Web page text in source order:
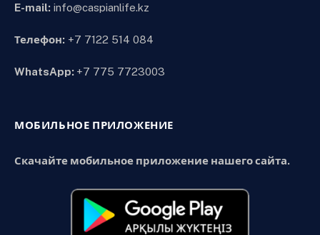
E-mail: info@caspianlife.kz
Телефон: +7 7122 514 084
WhatsApp: +7 775 7723003
МОБИЛЬНОЕ ПРИЛОЖЕНИЕ
Скачайте мобильное приложение нашего сайта.